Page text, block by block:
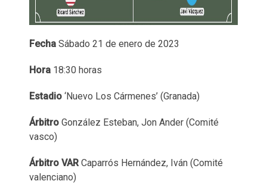
Fecha Sábado 21 de enero de 2023
Hora 18:30 horas
Estadio ‘Nuevo Los Cármenes’ (Granada)
Árbitro González Esteban, Jon Ander (Comité
vasco)
Árbitro VAR Caparrós Hernández, Iván (Comité
valenciano)